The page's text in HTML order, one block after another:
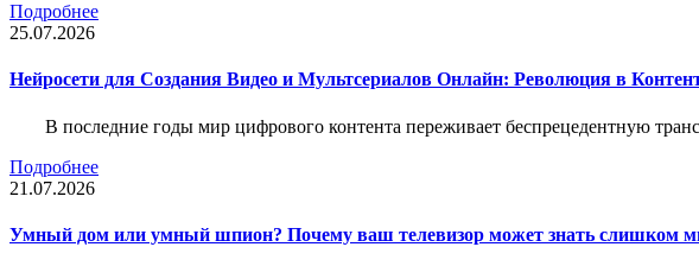
Подробнее
25.07.2026
Нейросети для Создания Видео и Мультсериалов Онлайн: Революция в
В последние годы мир цифрового контента переживает беспрецедентную
Подробнее
21.07.2026
Умный дом или умный шпион? Почему ваш телевизор может знать слишком